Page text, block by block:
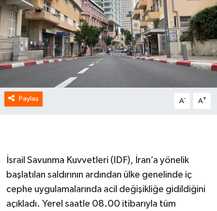
Paylaş A- A+
İsrail Savunma Kuvvetleri (IDF), İran’a yönelik
başlatılan saldırının ardından ülke genelinde iç
cephe uygulamalarında acil değişikliğe gidildiğini
açıkladı. Yerel saatle 08.00 itibarıyla tüm